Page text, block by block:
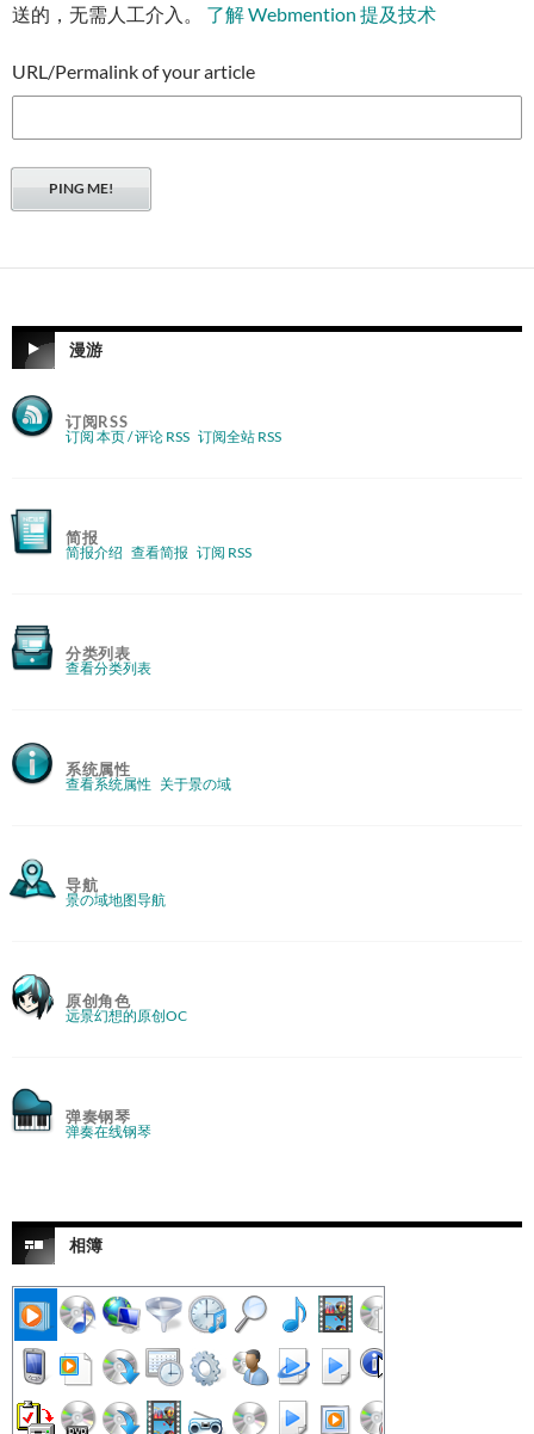
送的，无需人工介入。 了解 Webmention 提及技术
URL/Permalink of your article
漫游
订阅RSS
订阅 本页 / 评论 RSS 订阅全站 RSS
简报
简报介绍 查看简报 订阅 RSS
分类列表
查看分类列表
系统属性
查看系统属性 关于景の域
导航
景の域地图导航
原创角色
远景幻想的原创OC
弹奏钢琴
弹奏在线钢琴
相簿